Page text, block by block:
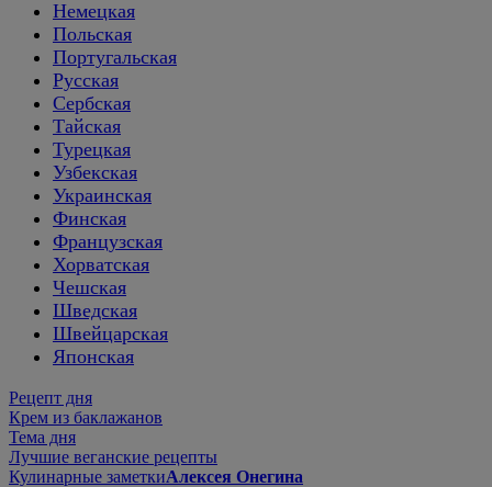
Немецкая
Польская
Португальская
Русская
Сербская
Тайская
Турецкая
Узбекская
Украинская
Финская
Французская
Хорватская
Чешская
Шведская
Швейцарская
Японская
Рецепт дня
Крем из баклажанов
Тема дня
Лучшие веганские рецепты
Кулинарные заметкиАлексея Онегина